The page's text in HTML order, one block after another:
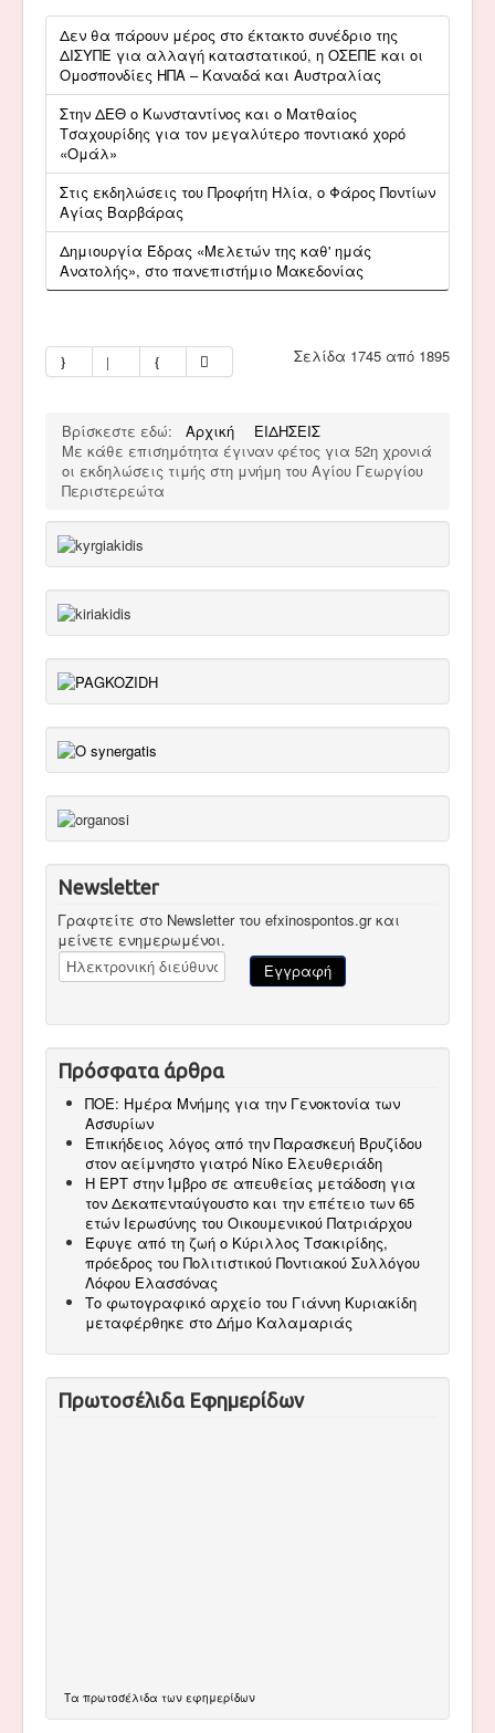
Δεν θα πάρουν μέρος στο έκτακτο συνέδριο της
ΔΙΣΥΠΕ για αλλαγή καταστατικού, η ΟΣΕΠΕ και οι
Ομοσπονδίες ΗΠΑ – Καναδά και Αυστραλίας
Στην ΔΕΘ ο Κωνσταντίνος και ο Ματθαίος
Τσαχουρίδης για τον μεγαλύτερο ποντιακό χορό
«Ομάλ»
Στις εκδηλώσεις του Προφήτη Ηλία, ο Φάρος Ποντίων
Αγίας Βαρβάρας
Δημιουργία Έδρας «Μελετών της καθ' ημάς
Ανατολής», στο πανεπιστήμιο Μακεδονίας
Σελίδα 1745 από 1895
Βρίσκεστε εδώ: Αρχική
ΕΙΔΗΣΕΙΣ
Με κάθε επισημότητα έγιναν φέτος για 52η χρονιά
οι εκδηλώσεις τιμής στη μνήμη του Αγίου Γεωργίου
Περιστερεώτα
Newsletter
Γραφτείτε στο Newsletter του efxinospontos.gr και
μείνετε ενημερωμένοι.
Πρόσφατα άρθρα
ΠΟΕ: Ημέρα Μνήμης για την Γενοκτονία των
Ασσυρίων
Επικήδειος λόγος από την Παρασκευή Βρυζίδου
στον αείμνηστο γιατρό Νίκο Ελευθεριάδη
Η ΕΡΤ στην Ίμβρο σε απευθείας μετάδοση για
τον Δεκαπενταύγουστο και την επέτειο των 65
ετών Ιερωσύνης του Οικουμενικού Πατριάρχου
Έφυγε από τη ζωή ο Κύριλλος Τσακιρίδης,
πρόεδρος του Πολιτιστικού Ποντιακού Συλλόγου
Λόφου Ελασσόνας
Το φωτογραφικό αρχείο του Γιάννη Κυριακίδη
μεταφέρθηκε στο Δήμο Καλαμαριάς
Πρωτοσέλιδα Εφημερίδων
Τα πρωτοσέλιδα των εφημερίδων